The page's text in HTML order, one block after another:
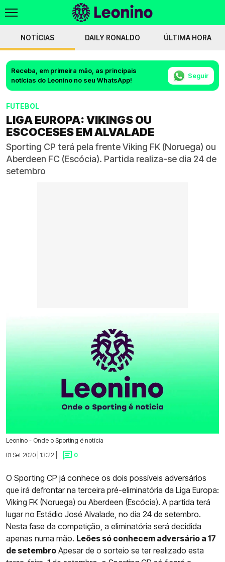
NOTÍCIAS DAILY RONALDO ÚLTIMA HORA
Receba, em primeira mão, as principais
notícias do Leonino no seu WhatsApp!
Seguir
FUTEBOL
LIGA EUROPA: VIKINGS OU
ESCOCESES EM ALVALADE
Sporting CP terá pela frente Viking FK (Noruega) ou
Aberdeen FC (Escócia). Partida realiza-se dia 24 de
setembro
Leonino - Onde o Sporting é notícia
01 Set 2020 | 13:22 |
0
O Sporting CP já conhece os dois possíveis adversários
que irá defrontar na terceira pré-eliminatória da Liga Europa:
Viking FK (Noruega) ou Aberdeen (Escócia). A partida terá
lugar no Estádio José Alvalade, no dia 24 de setembro.
Nesta fase da competição, a eliminatória será decidida
apenas numa mão. Leões só conhecem adversário a 17
de setembro Apesar de o sorteio se ter realizado esta